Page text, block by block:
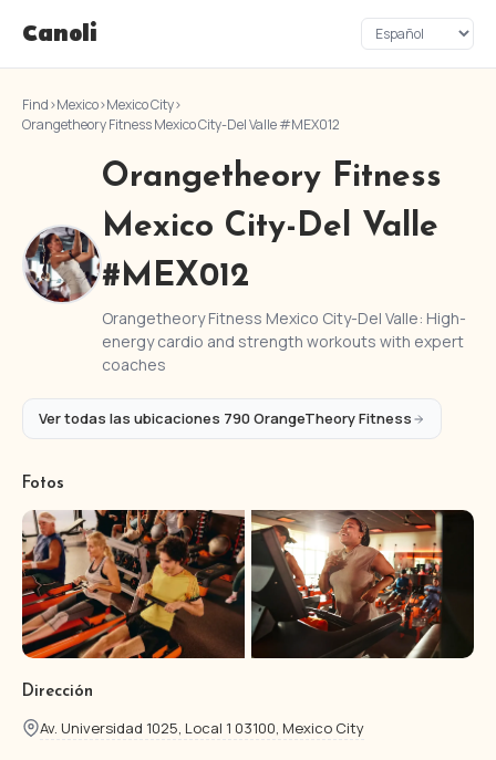
Canoli
Find›Mexico›Mexico City›
Orangetheory Fitness Mexico City-Del Valle #MEX012
Orangetheory Fitness
Mexico City-Del Valle
#MEX012
Orangetheory Fitness Mexico City-Del Valle: High-
energy cardio and strength workouts with expert
coaches
Ver todas las ubicaciones 790 OrangeTheory Fitness
Fotos
Dirección
Av. Universidad 1025, Local 1 03100, Mexico City